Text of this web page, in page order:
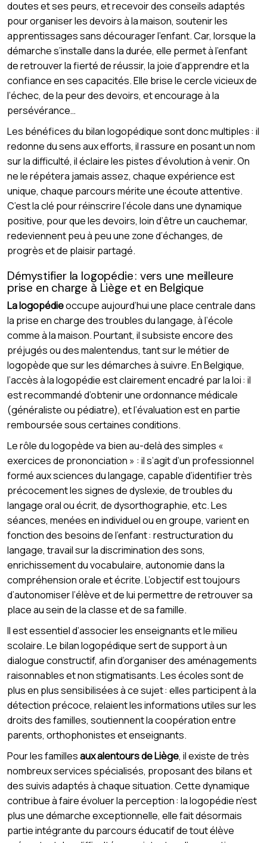
doutes et ses peurs, et recevoir des conseils adaptés
pour organiser les devoirs à la maison, soutenir les
apprentissages sans décourager l’enfant. Car, lorsque la
démarche s’installe dans la durée, elle permet à l’enfant
de retrouver la fierté de réussir, la joie d’apprendre et la
confiance en ses capacités. Elle brise le cercle vicieux de
l’échec, de la peur des devoirs, et encourage à la
persévérance…
Les bénéfices du bilan logopédique sont donc multiples : il
redonne du sens aux efforts, il rassure en posant un nom
sur la difficulté, il éclaire les pistes d’évolution à venir. On
ne le répétera jamais assez, chaque expérience est
unique, chaque parcours mérite une écoute attentive.
C’est la clé pour réinscrire l’école dans une dynamique
positive, pour que les devoirs, loin d’être un cauchemar,
redeviennent peu à peu une zone d’échanges, de
progrès et de plaisir partagé.
Démystifier la logopédie : vers une meilleure
prise en charge à Liège et en Belgique
La logopédieoccupe aujourd’hui une place centrale dans
la prise en charge des troubles du langage, à l’école
comme à la maison. Pourtant, il subsiste encore des
préjugés ou des malentendus, tant sur le métier de
logopède que sur les démarches à suivre. En Belgique,
l’accès à la logopédie est clairement encadré par la loi : il
est recommandé d’obtenir une ordonnance médicale
(généraliste ou pédiatre), et l’évaluation est en partie
remboursée sous certaines conditions.
Le rôle du logopède va bien au-delà des simples «
exercices de prononciation » : il s’agit d’un professionnel
formé aux sciences du langage, capable d’identifier très
précocement les signes de dyslexie, de troubles du
langage oral ou écrit, de dysorthographie, etc. Les
séances, menées en individuel ou en groupe, varient en
fonction des besoins de l’enfant : restructuration du
langage, travail sur la discrimination des sons,
enrichissement du vocabulaire, autonomie dans la
compréhension orale et écrite. L’objectif est toujours
d’autonomiser l’élève et de lui permettre de retrouver sa
place au sein de la classe et de sa famille.
Il est essentiel d’associer les enseignants et le milieu
scolaire. Le bilan logopédique sert de support à un
dialogue constructif, afin d’organiser des aménagements
raisonnables et non stigmatisants. Les écoles sont de
plus en plus sensibilisées à ce sujet : elles participent à la
détection précoce, relaient les informations utiles sur les
droits des familles, soutiennent la coopération entre
parents, orthophonistes et enseignants.
Pour les famillesaux alentours de Liège, il existe de très
nombreux services spécialisés, proposant des bilans et
des suivis adaptés à chaque situation. Cette dynamique
contribue à faire évoluer la perception : la logopédie n’est
plus une démarche exceptionnelle, elle fait désormais
partie intégrante du parcours éducatif de tout élève